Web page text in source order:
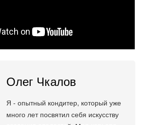
Олег Чкалов
Я - опытный кондитер, который уже
много лет посвятил себя искусству